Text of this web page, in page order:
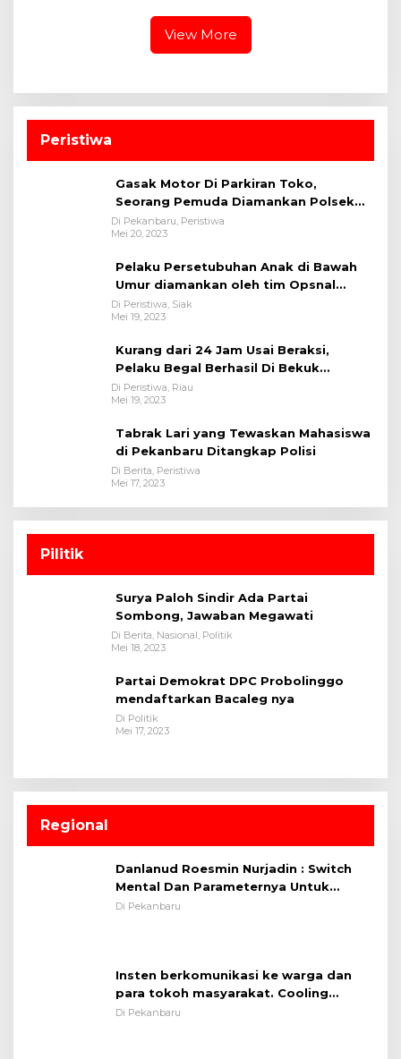
PT Sendawar Jaya
View More
Peristiwa
Gasak Motor Di Parkiran Toko,
Seorang Pemuda Diamankan Polsek
Bukit Raya
Di Pekanbaru, Peristiwa
Mei 20, 2023
Pelaku Persetubuhan Anak di Bawah
Umur diamankan oleh tim Opsnal
Polsek Tualang-Polres Siak-Polda Riau
Di Peristiwa, Siak
Mei 19, 2023
Kurang dari 24 Jam Usai Beraksi,
Pelaku Begal Berhasil Di Bekuk
Satreskrim Polres Kuansing
Di Peristiwa, Riau
Mei 19, 2023
Tabrak Lari yang Tewaskan Mahasiswa
di Pekanbaru Ditangkap Polisi
Di Berita, Peristiwa
Mei 17, 2023
Pilitik
Surya Paloh Sindir Ada Partai
Sombong, Jawaban Megawati
Di Berita, Nasional, Politik
Mei 18, 2023
Partai Demokrat DPC Probolinggo
mendaftarkan Bacaleg nya
Di Politik
Mei 17, 2023
Regional
Danlanud Roesmin Nurjadin : Switch
Mental Dan Parameternya Untuk
Melaksanakan ✈
Di Pekanbaru
Insten berkomunikasi ke warga dan
para tokoh masyarakat. Cooling
System OMP LK ²024 Polsek Rumbai,
Di Pekanbaru